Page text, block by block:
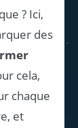
? Ici,
des
cela,
chaque
et